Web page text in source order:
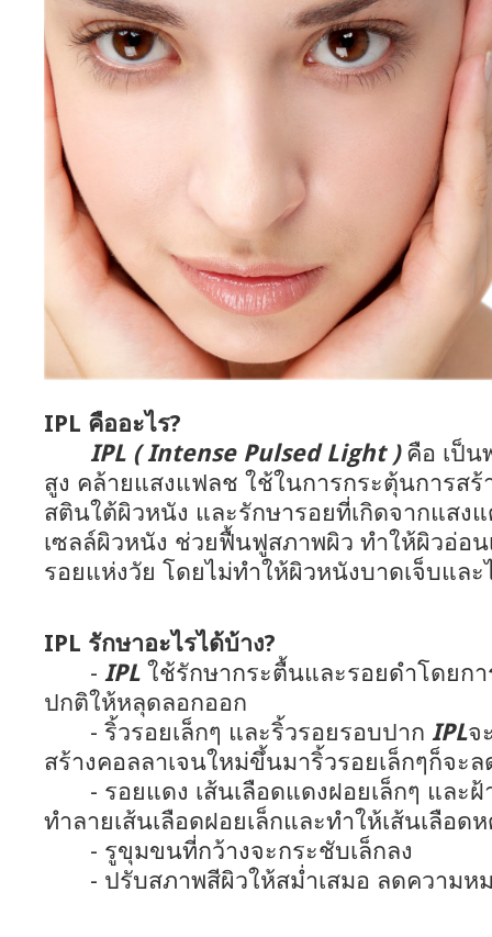
IPL คืออะไร?
IPL ( Intense Pulsed Light )คือ เป็น
สูง คล้ายแสงแฟลช ใช้ในการกระตุ้นการสร้
สตินใต้ผิวหนัง และรักษารอยที่เกิดจากแสง
เซลล์ผิวหนัง ช่วยฟื้นฟูสภาพผิว ทำให้ผิวอ่อน
รอยแห่งวัย โดยไม่ทำให้ผิวหนังบาดเจ็บแล
IPL รักษาอะไรได้บ้าง?
- IPL ใช้รักษากระตื้นและรอยดำโดยก
ปกติให้หลุดลอกออก
- ริ้วรอยเล็กๆ และริ้วรอยรอบปาก IPLจ
สร้างคอลลาเจนใหม่ขึ้นมาริ้วรอยเล็กๆก็จะ
- รอยแดง เส้นเลือดแดงฝอยเล็กๆ และฝ้
ทำลายเส้นเลือดฝอยเล็กและทำให้เส้นเลือดห
- รูขุมขนที่กว้างจะกระชับเล็กลง
- ปรับสภาพสีผิวให้สม่ำเสมอ ลดความห